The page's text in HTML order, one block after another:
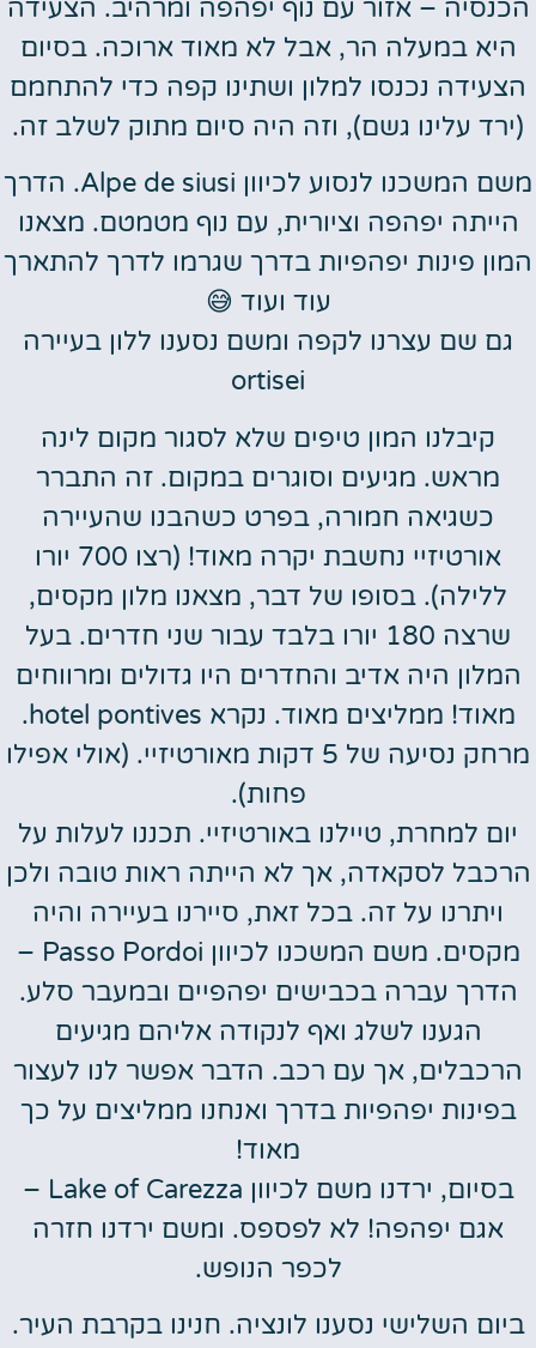
הכנסיה – אזור עם נוף יפהפה ומרהיב. הצעידה
היא במעלה הר, אבל לא מאוד ארוכה. בסיום
הצעידה נכנסו למלון ושתינו קפה כדי להתחמם
(ירד עלינו גשם), וזה היה סיום מתוק לשלב זה.
משם המשכנו לנסוע לכיוון Alpe de siusi. הדרך
הייתה יפהפה וציורית, עם נוף מטמטם. מצאנו
המון פינות יפהפיות בדרך שגרמו לדרך להתארך
עוד ועוד 😅
גם שם עצרנו לקפה ומשם נסענו ללון בעיירה
ortisei
קיבלנו המון טיפים שלא לסגור מקום לינה
מראש. מגיעים וסוגרים במקום. זה התברר
כשגיאה חמורה, בפרט כשהבנו שהעיירה
אורטיזיי נחשבת יקרה מאוד! (רצו 700 יורו
ללילה). בסופו של דבר, מצאנו מלון מקסים,
שרצה 180 יורו בלבד עבור שני חדרים. בעל
המלון היה אדיב והחדרים היו גדולים ומרווחים
מאוד! ממליצים מאוד. נקרא hotel pontives.
מרחק נסיעה של 5 דקות מאורטיזיי. (אולי אפילו
פחות).
יום למחרת, טיילנו באורטיזיי. תכננו לעלות על
הרכבל לסקאדה, אך לא הייתה ראות טובה ולכן
ויתרנו על זה. בכל זאת, סיירנו בעיירה והיה
מקסים. משם המשכנו לכיוון Passo Pordoi –
הדרך עברה בכבישים יפהפיים ובמעבר סלע.
הגענו לשלג ואף לנקודה אליהם מגיעים
הרכבלים, אך עם רכב. הדבר אפשר לנו לעצור
בפינות יפהפיות בדרך ואנחנו ממליצים על כך
מאוד!
בסיום, ירדנו משם לכיוון Lake of Carezza –
אגם יפהפה! לא לפספס. ומשם ירדנו חזרה
לכפר הנופש.
ביום השלישי נסענו לונציה. חנינו בקרבת העיר.